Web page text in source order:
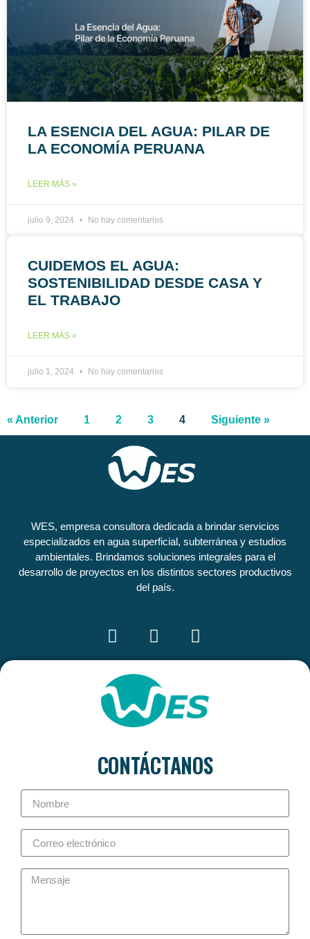
LA ESENCIA DEL AGUA: PILAR DE
LA ECONOMÍA PERUANA
LEER MÁS »
julio 9, 2024 No hay comentarios
CUIDEMOS EL AGUA:
SOSTENIBILIDAD DESDE CASA Y
EL TRABAJO
LEER MÁS »
julio 1, 2024 No hay comentarios
« Anterior 1 2 3 4 Siguiente »
WES, empresa consultora dedicada a brindar servicios
especializados en agua superficial, subterránea y estudios
ambientales. Brindamos soluciones integrales para el
desarrollo de proyectos en los distintos sectores productivos
del país.
CONTÁCTANOS